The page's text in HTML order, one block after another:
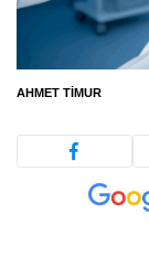
AHMET TIMUR